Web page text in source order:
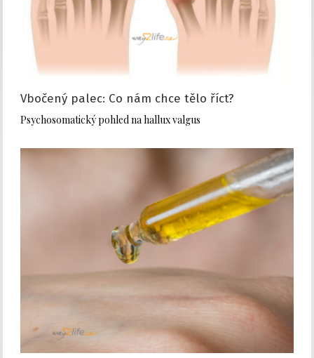
Vbočený palec: Co nám chce tělo říct?
Psychosomatický pohled na hallux valgus